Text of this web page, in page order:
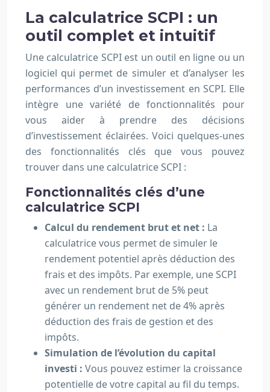
La calculatrice SCPI : un
outil complet et intuitif
Une calculatrice SCPI est un outil en ligne ou un
logiciel qui permet de simuler et d’analyser les
performances d’un investissement en SCPI. Elle
intègre une variété de fonctionnalités pour
vous aider à prendre des décisions
d’investissement éclairées. Voici quelques-unes
des fonctionnalités clés que vous pouvez
trouver dans une calculatrice SCPI :
Fonctionnalités clés d’une
calculatrice SCPI
Calcul du rendement brut et net : La
calculatrice vous permet de simuler le
rendement potentiel après déduction des
frais et des impôts. Par exemple, une SCPI
avec un rendement brut de 5% peut
générer un rendement net de 4% après
déduction des frais de gestion et des
impôts.
Simulation de l’évolution du capital
investi : Vous pouvez estimer la croissance
potentielle de votre capital au fil du temps.